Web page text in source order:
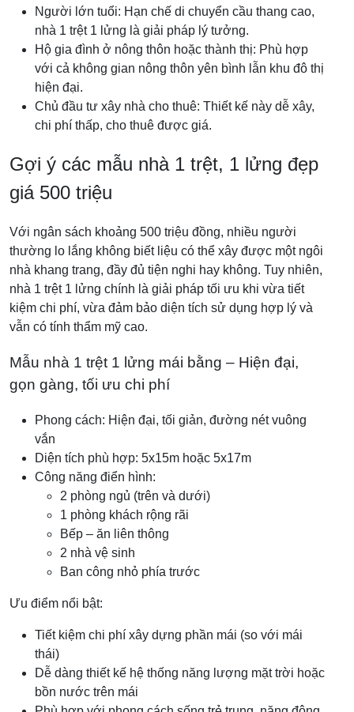
Người lớn tuổi: Hạn chế di chuyển cầu thang cao,
nhà 1 trệt 1 lửng là giải pháp lý tưởng.
Hộ gia đình ở nông thôn hoặc thành thị: Phù hợp
với cả không gian nông thôn yên bình lẫn khu đô thị
hiện đại.
Chủ đầu tư xây nhà cho thuê: Thiết kế này dễ xây,
chi phí thấp, cho thuê được giá.
Gợi ý các mẫu nhà 1 trệt, 1 lửng đẹp
giá 500 triệu
Với ngân sách khoảng 500 triệu đồng, nhiều người
thường lo lắng không biết liệu có thể xây được một ngôi
nhà khang trang, đầy đủ tiện nghi hay không. Tuy nhiên,
nhà 1 trệt 1 lửng chính là giải pháp tối ưu khi vừa tiết
kiệm chi phí, vừa đảm bảo diện tích sử dụng hợp lý và
vẫn có tính thẩm mỹ cao.
Mẫu nhà 1 trệt 1 lửng mái bằng – Hiện đại,
gọn gàng, tối ưu chi phí
Phong cách: Hiện đại, tối giản, đường nét vuông
vắn
Diện tích phù hợp: 5x15m hoặc 5x17m
Công năng điển hình:
2 phòng ngủ (trên và dưới)
1 phòng khách rộng rãi
Bếp – ăn liên thông
2 nhà vệ sinh
Ban công nhỏ phía trước
Ưu điểm nổi bật:
Tiết kiệm chi phí xây dựng phần mái (so với mái
thái)
Dễ dàng thiết kế hệ thống năng lượng mặt trời hoặc
bồn nước trên mái